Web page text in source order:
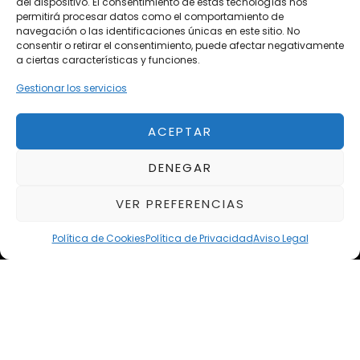
permitirá procesar datos como el comportamiento de
navegación o las identificaciones únicas en este sitio. No
consentir o retirar el consentimiento, puede afectar negativamente
a ciertas características y funciones.
Gestionar los servicios
ACEPTAR
DENEGAR
VER PREFERENCIAS
Política de CookiesPolítica de PrivacidadAviso Legal
Próximos
Eclipse by SELECTO
Del 12/08/2026 al 12/08/2026
Exclusive Top Cars 2026
Del 02/10/2026 al 05/10/2026